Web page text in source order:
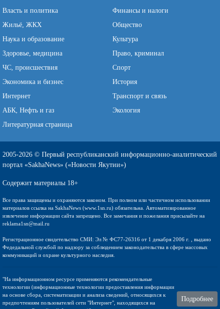
Власть и политика
Финансы и налоги
Жильё, ЖКХ
Общество
Наука и образование
Культура
Здоровье, медицина
Право, криминал
ЧС, происшествия
Спорт
Экономика и бизнес
История
Интернет
Транспорт и связь
АБК, Нефть и газ
Экология
Литературная страница
2005-2026 © Первый республиканский информационно-аналитический
портал «SakhaNews» («Новости Якутии»)
Содержит материалы 18+
Все права защищены и охраняются законом. При полном или частичном использовании
материалов ссылка на SakhaNews (www.1sn.ru) обязательна. Автоматизированное
извлечение информации сайта запрещено. Все замечания и пожелания присылайте на
reklama1sn@mail.ru
Регистрационное свидетельство СМИ: Эл № ФС77-26316 от 1 декабря 2006 г. , выдано
Федедальной службой по надзору за соблюдением законодательства в сфере массовых
коммуникаций и охране культурного наследия.
"На информационном ресурсе применяются рекомендательные
технологии (информационные технологии предоставления информации
на основе сбора, систематизации и анализа сведений, относящихся к
предпочтениям пользователей сети "Интернет", находящихся на
Подробнее